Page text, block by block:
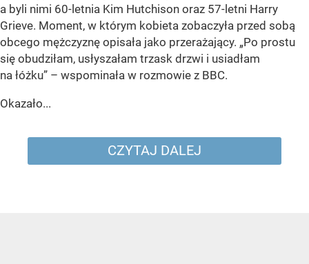
a byli nimi 60-letnia Kim Hutchison oraz 57-letni Harry
Grieve. Moment, w którym kobieta zobaczyła przed sobą
obcego mężczyznę opisała jako przerażający. „Po prostu
się obudziłam, usłyszałam trzask drzwi i usiadłam
na łóżku” – wspominała w rozmowie z BBC.
Okazało...
CZYTAJ DALEJ